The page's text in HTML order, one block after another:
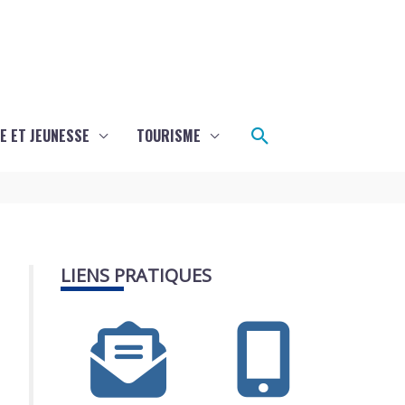
ET JEUNESSE TOURISME Rechercher
LIENS PRATIQUES